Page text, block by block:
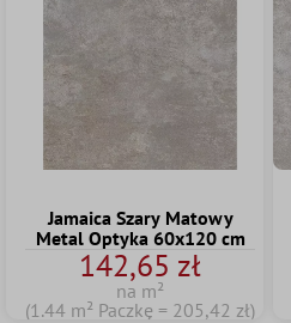
Jamaica Szary Matowy
Metal Optyka 60x120 cm
142,65 zł
na m²
(1.44 m² Paczkę = 205,42 zł)